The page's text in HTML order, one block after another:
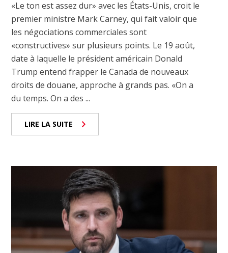
«Le ton est assez dur» avec les États-Unis, croit le
premier ministre Mark Carney, qui fait valoir que
les négociations commerciales sont
«constructives» sur plusieurs points. Le 19 août,
date à laquelle le président américain Donald
Trump entend frapper le Canada de nouveaux
droits de douane, approche à grands pas. «On a
du temps. On a des ...
LIRE LA SUITE